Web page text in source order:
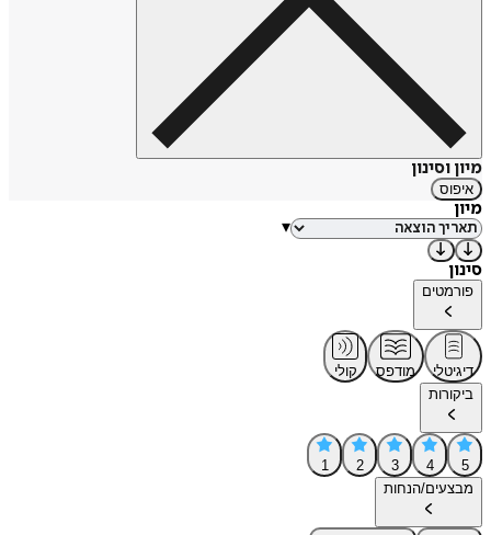
מיון וסינון
איפוס
מיון
▾
סינון
פורמטים
דיגיטלי מודפס
קולי
ביקורות
5
4
3
2
1
מבצעים/הנחות